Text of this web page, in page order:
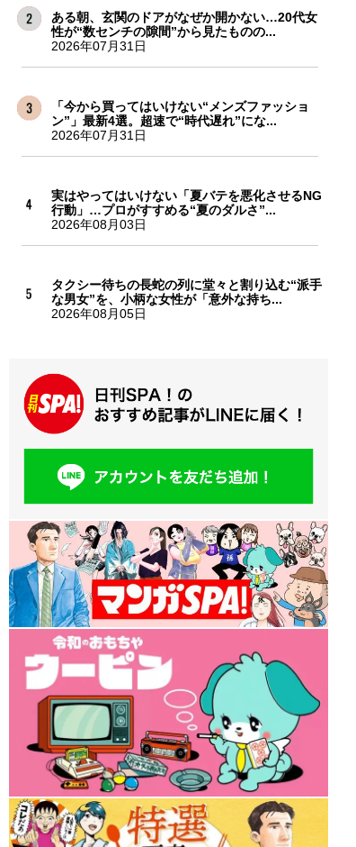
ある朝、玄関のドアがなぜか開かない…20代女
性が“数センチの隙間”から見たものの...
2026年07月31日
「今から買ってはいけない“メンズファッショ
ン”」最新4選。超速で“時代遅れ”にな...
2026年07月31日
実はやってはいけない「夏バテを悪化させるNG
行動」…プロがすすめる“夏のダルさ”...
2026年08月03日
タクシー待ちの長蛇の列に堂々と割り込む“派手
な男女”を、小柄な女性が「意外な持ち...
2026年08月05日